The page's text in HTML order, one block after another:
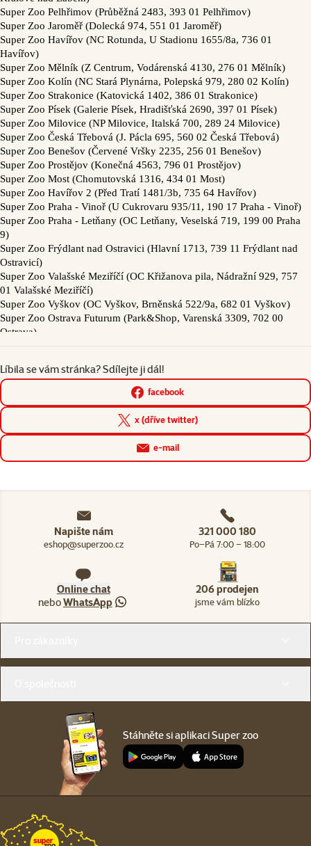
Líbila se vám stránka? Sdílejte ji dál!
facebook
x (dříve twitter)
e-mail
Napište nám
eshop@superzoo.cz
321 000 180
Po–Pá 7:00 – 18:00
Online chat
neboWhatsApp
206 prodejen
jsme vám blízko
Stáhněte si aplikaci Super zoo